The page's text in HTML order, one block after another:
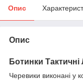
Опис
Опис
Ботинки Тактичні
Черевики виконані у